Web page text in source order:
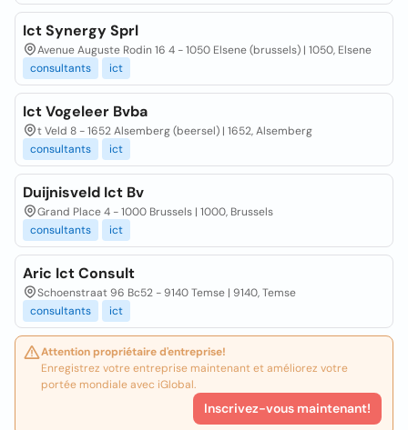
Ict Synergy Sprl
Avenue Auguste Rodin 16 4 - 1050 Elsene (brussels) | 1050, Elsene
consultants
ict
Ict Vogeleer Bvba
t Veld 8 - 1652 Alsemberg (beersel) | 1652, Alsemberg
consultants
ict
Duijnisveld Ict Bv
Grand Place 4 - 1000 Brussels | 1000, Brussels
consultants
ict
Aric Ict Consult
Schoenstraat 96 Bc52 - 9140 Temse | 9140, Temse
consultants
ict
Attention propriétaire d'entreprise!
Enregistrez votre entreprise maintenant et améliorez votre
portée mondiale avec iGlobal.
Inscrivez-vous maintenant!